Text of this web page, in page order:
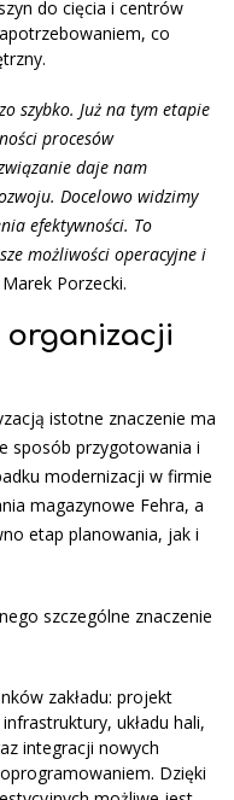
do cięcia i centrów
co
szybko. Już na tym etapie
procesów
daje nam
Docelowo widzimy
efektywności. To
możliwości operacyjne i
Porzecki.
organizacji
istotne znaczenie ma
sposób przygotowania i
modernizacji w firmie
magazynowe Fehra, a
etap planowania, jak i
szczególne znaczenie
zakładu: projekt
układu hali,
integracji nowych
Dzięki